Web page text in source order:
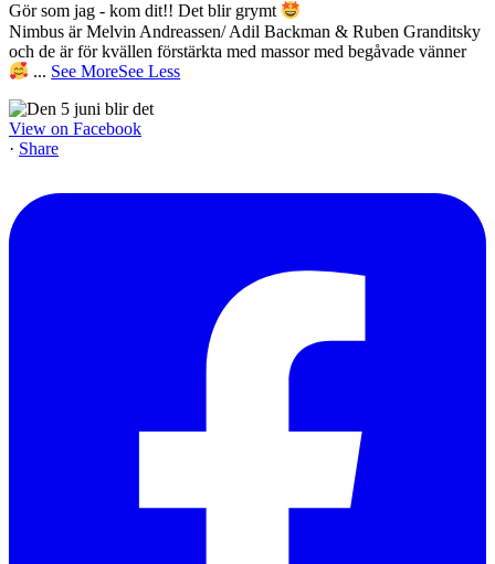
Gör som jag - kom dit!! Det blir grymt
Nimbus är Melvin Andreassen/ Adil Backman & Ruben Granditsky
och de är för kvällen förstärkta med massor med begåvade vänner
... See MoreSee Less
View on Facebook
· Share